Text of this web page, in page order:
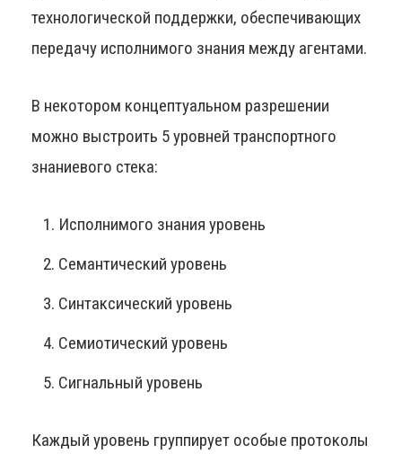
технологической поддержки, обеспечивающих
передачу исполнимого знания между агентами.
В некотором концептуальном разрешении
можно выстроить 5 уровней транспортного
знаниевого стека:
Исполнимого знания уровень
Семантический уровень
Синтаксический уровень
Семиотический уровень
Сигнальный уровень
Каждый уровень группирует особые протоколы